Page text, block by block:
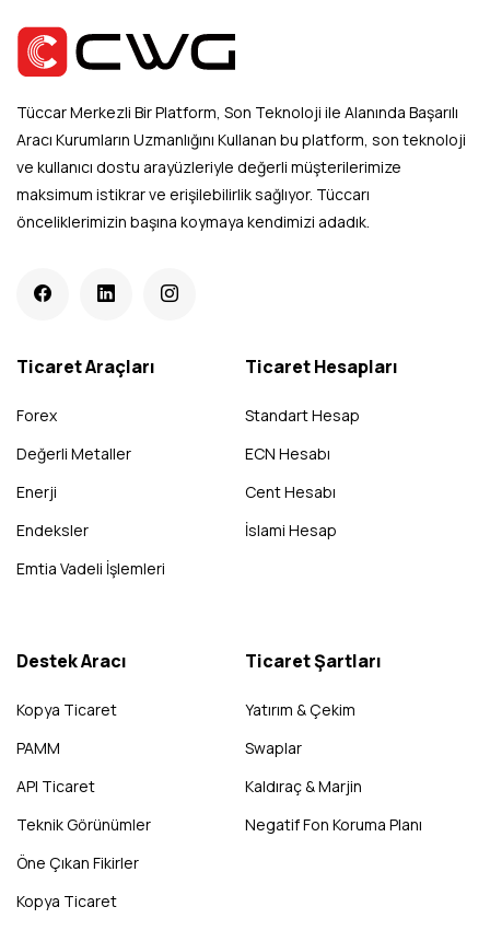
Tüccar Merkezli Bir Platform, Son Teknoloji ile Alanında Başarılı
Aracı Kurumların Uzmanlığını Kullanan bu platform, son teknoloji
ve kullanıcı dostu arayüzleriyle değerli müşterilerimize
maksimum istikrar ve erişilebilirlik sağlıyor. Tüccarı
önceliklerimizin başına koymaya kendimizi adadık.
Ticaret Araçları
Forex
Değerli Metaller
Enerji
Endeksler
Emtia Vadeli İşlemleri
Ticaret Hesapları
Standart Hesap
ECN Hesabı
Cent Hesabı
İslami Hesap
Destek Aracı
Kopya Ticaret
PAMM
API Ticaret
Teknik Görünümler
Öne Çıkan Fikirler
Kopya Ticaret
Ticaret Şartları
Yatırım & Çekim
Swaplar
Kaldıraç & Marjin
Negatif Fon Koruma Planı